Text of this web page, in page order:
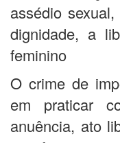
assédio
dignidade, a
feminino
O crime de
em praticar
anuência, ato